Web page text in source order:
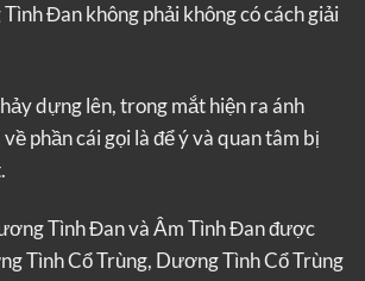
Đan không phải không có cách giải
dựng lên, trong mắt hiện ra ánh
phần cái gọi là để ý và quan tâm bị
Tình Đan và Âm Tình Đan được
Tình Cổ Trùng, Dương Tình Cổ Trùng